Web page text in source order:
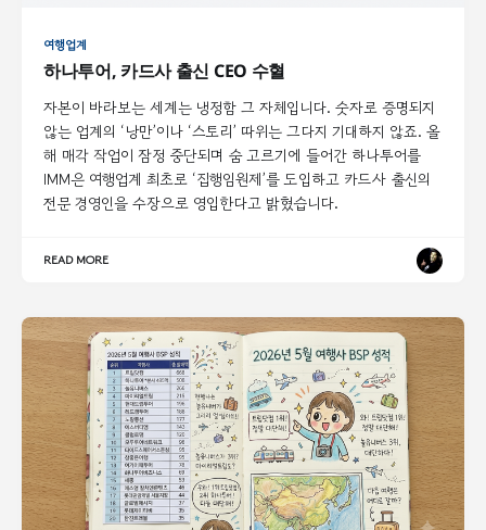
여행업계
하나투어, 카드사 출신 CEO 수혈
자본이 바라보는 세계는 냉정함 그 자체입니다. 숫자로 증명되지
않는 업계의 ‘낭만’이나 ‘스토리’ 따위는 그다지 기대하지 않죠. 올
해 매각 작업이 잠정 중단되며 숨 고르기에 들어간 하나투어를
IMM은 여행업계 최초로 ‘집행임원제’를 도입하고 카드사 출신의
전문 경영인을 수장으로 영입한다고 밝혔습니다.
READ MORE